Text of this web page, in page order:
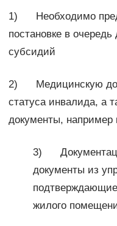
1) Необходимо
постановке в
субсидий
2) Медицинскую
статуса инвалида, а
документы, например
3)
документы из
жилого